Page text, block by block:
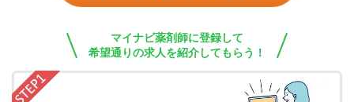
マイナビ薬剤師に登録して
希望通りの求人を紹介してもらう！